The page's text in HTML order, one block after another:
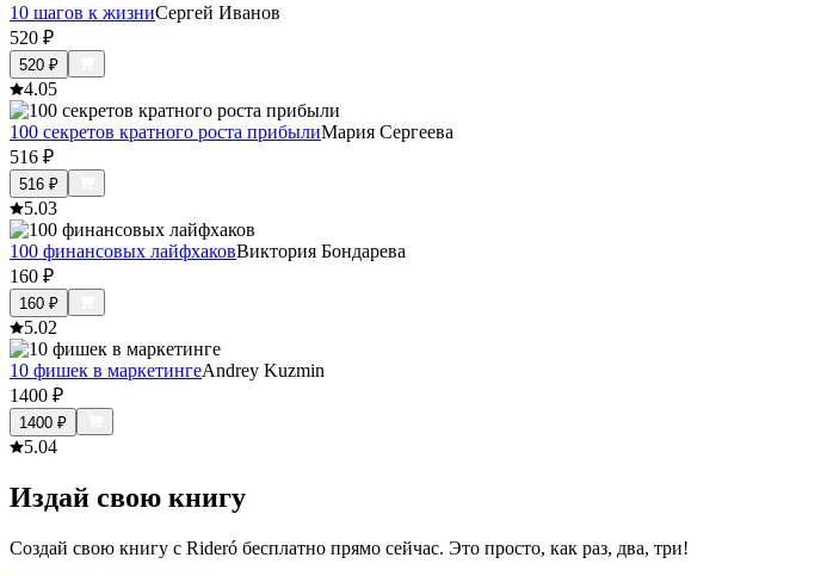
10 шагов к жизниСергей Иванов
520 ₽
520 ₽
4.05
100 секретов кратного роста прибылиМария Сергеева
516 ₽
516 ₽
5.03
100 финансовых лайфхаковВиктория Бондарева
160 ₽
160 ₽
5.02
10 фишек в маркетингеAndrey Kuzmin
1400 ₽
1400 ₽
5.04
Издай свою книгу
Создай свою книгу с Rideró бесплатно прямо сейчас. Это просто, как раз, два, три!